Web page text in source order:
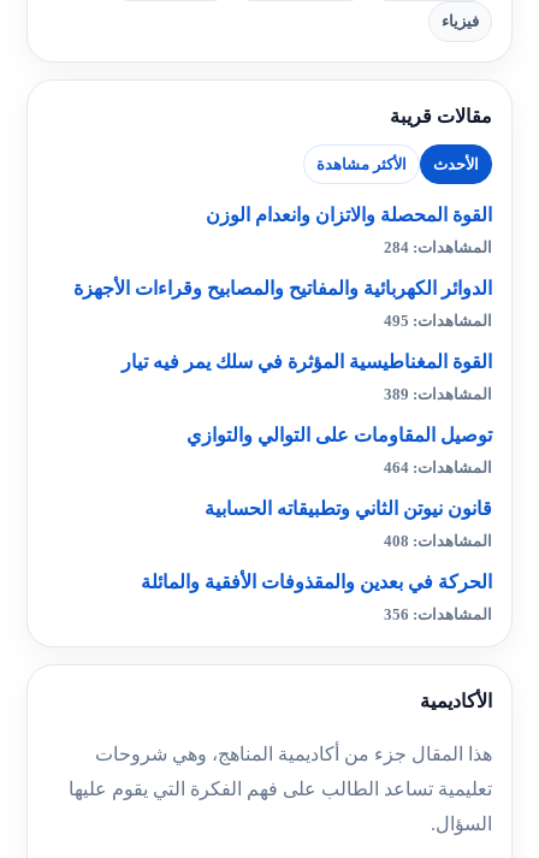
فيزياء
مقالات قريبة
الأحدث الأكثر مشاهدة
القوة المحصلة والاتزان وانعدام الوزن
المشاهدات: 284
الدوائر الكهربائية والمفاتيح والمصابيح وقراءات الأجهزة
المشاهدات: 495
القوة المغناطيسية المؤثرة في سلك يمر فيه تيار
المشاهدات: 389
توصيل المقاومات على التوالي والتوازي
المشاهدات: 464
قانون نيوتن الثاني وتطبيقاته الحسابية
المشاهدات: 408
الحركة في بعدين والمقذوفات الأفقية والمائلة
المشاهدات: 356
الأكاديمية
هذا المقال جزء من أكاديمية المناهج، وهي شروحات
تعليمية تساعد الطالب على فهم الفكرة التي يقوم عليها
السؤال.